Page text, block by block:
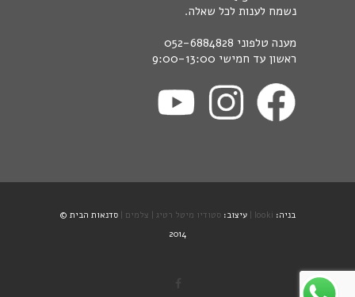
נשמח לענות לכל שאלה.
מענה טלפוני 052-6884828
ראשון עד חמישי 9:00-13:00
בניה: looki | עיצוב: סטודיו מיטל רטיג | צלמים |
סדנאות הבית ©
2014